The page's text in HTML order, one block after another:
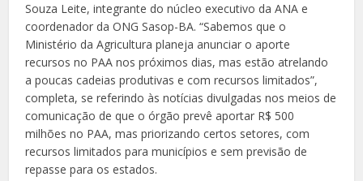
Souza Leite, integrante do núcleo executivo da ANA e
coordenador da ONG Sasop-BA. “Sabemos que o
Ministério da Agricultura planeja anunciar o aporte
recursos no PAA nos próximos dias, mas estão atrelando
a poucas cadeias produtivas e com recursos limitados”,
completa, se referindo às notícias divulgadas nos meios de
comunicação de que o órgão prevê aportar R$ 500
milhões no PAA, mas priorizando certos setores, com
recursos limitados para municípios e sem previsão de
repasse para os estados.